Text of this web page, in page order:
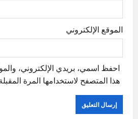
الموقع الإلكتروني
احفظ اسمي، بريدي الإلكتروني،
هذا المتصفح لاستخدامها المرة